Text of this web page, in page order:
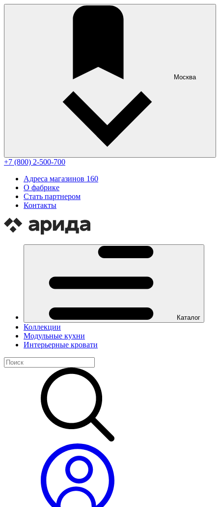
Москва
+7 (800) 2-500-700
Адреса магазинов 160
О фабрике
Стать партнером
Контакты
Каталог
Коллекции
Модульные кухни
Интерьерные кровати